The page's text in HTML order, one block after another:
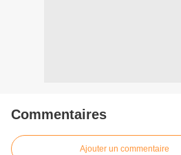
Commentaires
Ajouter un commentaire